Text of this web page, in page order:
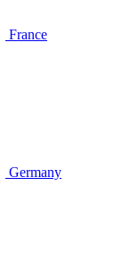
France
Germany